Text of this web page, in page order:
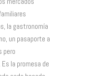
la gastronomía
un pasaporte a
pero
la promesa de